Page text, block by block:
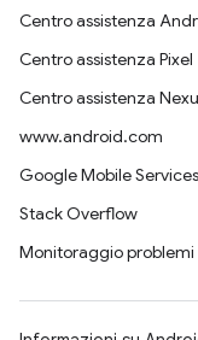
Centro assistenza
Centro assistenza Pixel
Centro assistenza
www.android.com
Google Mobile Services
Stack Overflow
Monitoraggio problemi